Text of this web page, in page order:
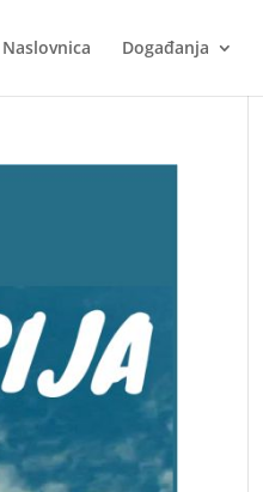
Naslovnica Događanja